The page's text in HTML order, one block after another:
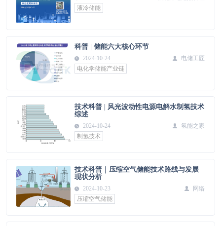
液冷储能
科普 | 储能六大核心环节
2024-10-24
电储工匠
电化学储能产业链
技术科普 | 风光波动性电源电解水制氢技术
综述
2024-10-24
氢能之家
制氢技术
技术科普｜压缩空气储能技术路线与发展
现状分析
2024-10-23
网络
压缩空气储能